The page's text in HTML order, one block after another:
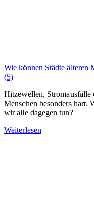
Wie können Städte älteren
(5)
Hitzewellen, Stromausfälle
Menschen besonders hart.
wir alle dagegen tun?
Weiterlesen